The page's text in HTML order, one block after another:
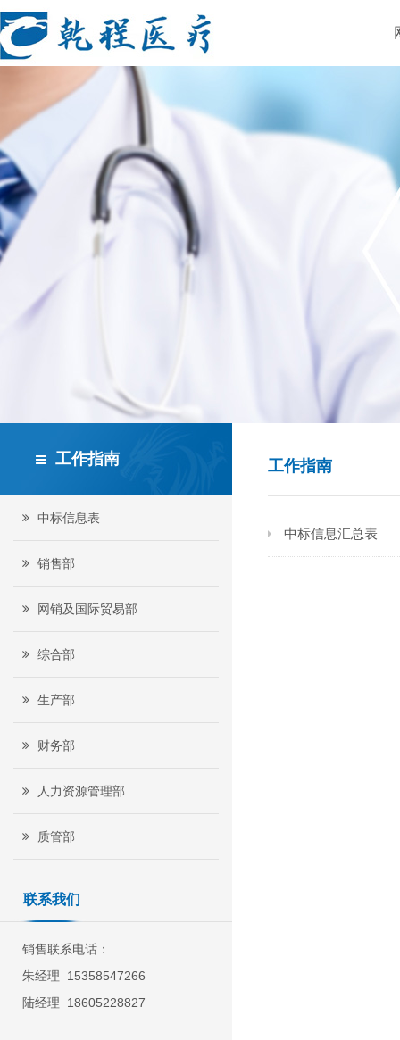
工作指南
中标信息表
销售部
网销及国际贸易部
综合部
生产部
财务部
人力资源管理部
质管部
联系我们
销售联系电话：
朱经理 15358547266
陆经理 18605228827
工作指南
中标信息汇总表